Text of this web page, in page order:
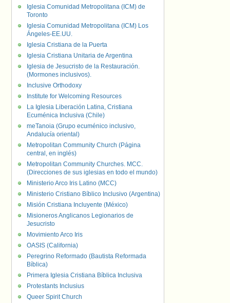
Iglesia Comunidad Metropolitana (ICM) de
Toronto
Iglesia Comunidad Metropolitana (ICM) Los
Ángeles-EE.UU.
Iglesia Cristiana de la Puerta
Iglesia Cristiana Unitaria de Argentina
Iglesia de Jesucristo de la Restauración.
(Mormones inclusivos).
Inclusive Orthodoxy
Institute for Welcoming Resources
La Iglesia Liberación Latina, Cristiana
Ecuménica Inclusiva (Chile)
meTanoia (Grupo ecuménico inclusivo,
Andalucía oriental)
Metropolitan Community Church (Página
central, en inglés)
Metropolitan Community Churches. MCC.
(Direcciones de sus iglesias en todo el mundo)
Ministerio Arco Iris Latino (MCC)
Ministerio Cristiano Bíblico Inclusivo (Argentina)
Misión Cristiana Incluyente (México)
Misioneros Anglicanos Legionarios de
Jesucristo
Movimiento Arco Iris
OASIS (California)
Peregrino Reformado (Bautista Reformada
Bíblica)
Primera Iglesia Cristiana Bíblica Inclusiva
Protestants Inclusius
Queer Spirit Church